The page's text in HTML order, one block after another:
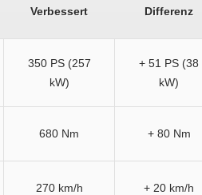
Verbessert Differenz
350 PS (257
kW)
+ 51 PS (38
kW)
680 Nm + 80 Nm
270 km/h + 20 km/h